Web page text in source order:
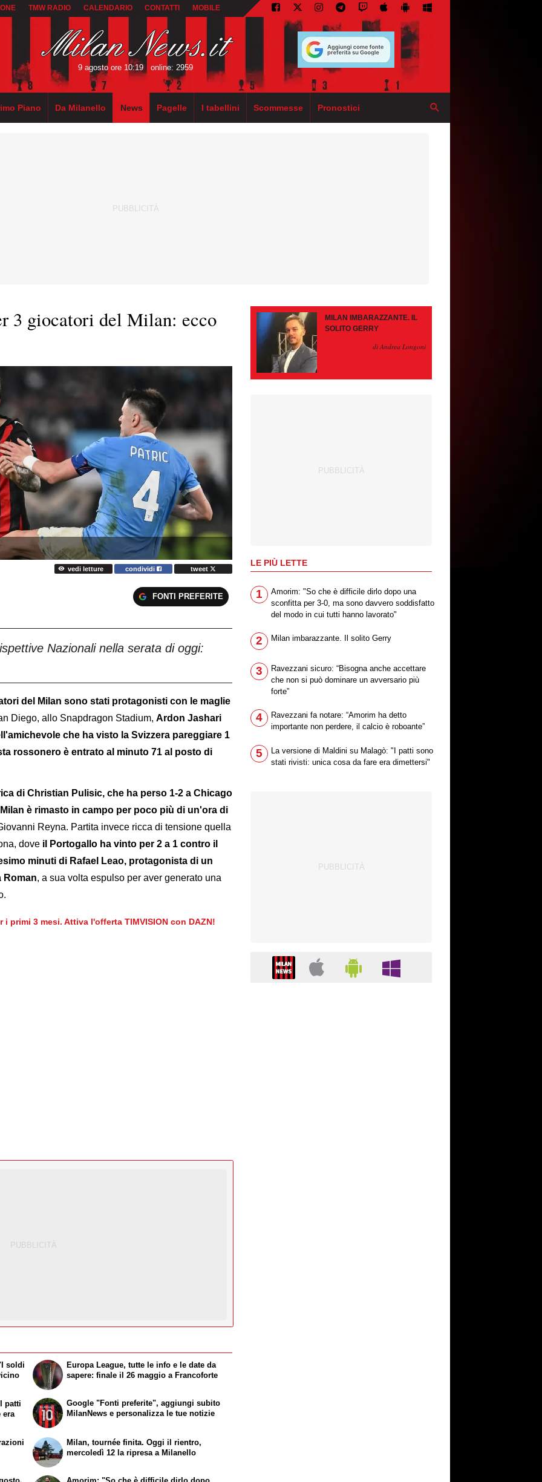
TMW RADIO CALENDARIO CONTATTI MOBILE
9 agosto ore 10:19 online: 2959
Piano Da Milanello News Pagelle I tabellini Scommesse Pronostici
3 giocatori del Milan: ecco
vedi letture condividi tweet
FONTI PREFERITE
Nazionali nella serata di oggi:
del Milan sono stati protagonisti con le maglie
Diego, allo Snapdragon Stadium, Ardon Jashari
che ha visto la Svizzera pareggiare 1
rossonero è entrato al minuto 71 al posto di
di Christian Pulisic, che ha perso 1-2 a Chicago
è rimasto in campo per poco più di un'ora di
Reyna. Partita invece ricca di tensione quella
dove il Portogallo ha vinto per 2 a 1 contro il
minuti di Rafael Leao, protagonista di un
Roman, a sua volta espulso per aver generato una
i primi 3 mesi. Attiva l'offerta TIMVISION con DAZN!
soldi
patti
era
Europa League, tutte le info e le date da
sapere: finale il 26 maggio a Francoforte
Google "Fonti preferite", aggiungi subito
MilanNews e personalizza le tue notizie
Milan, tournée finita. Oggi il rientro,
mercoledì 12 la ripresa a Milanello
MILAN IMBARAZZANTE. IL
SOLITO GERRY
di Andrea Longoni
LE PIÙ LETTE
1
Amorim: "So che è difficile dirlo dopo una
sconfitta per 3-0, ma sono davvero soddisfatto
del modo in cui tutti hanno lavorato"
2 Milan imbarazzante. Il solito Gerry
3
Ravezzani sicuro: “Bisogna anche accettare
che non si può dominare un avversario più
forte”
4
Ravezzani fa notare: “Amorim ha detto
importante non perdere, il calcio è roboante”
5
La versione di Maldini su Malagò: "I patti sono
stati rivisti: unica cosa da fare era dimettersi"